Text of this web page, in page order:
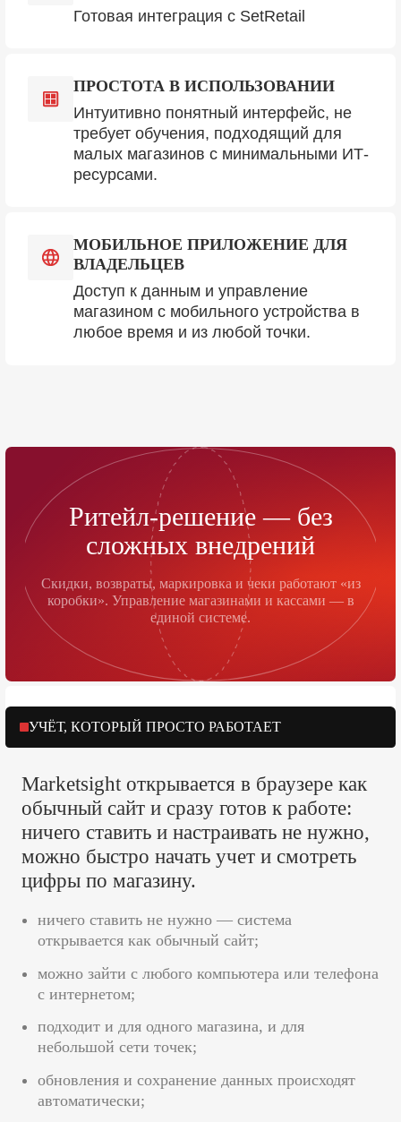
Готовая интеграция с SetRetail
ПРОСТОТА В ИСПОЛЬЗОВАНИИ
Интуитивно понятный интерфейс, не
требует обучения, подходящий для
малых магазинов с минимальными ИТ-
ресурсами.
МОБИЛЬНОЕ ПРИЛОЖЕНИЕ ДЛЯ
ВЛАДЕЛЬЦЕВ
Доступ к данным и управление
магазином с мобильного устройства в
любое время и из любой точки.
Ритейл-решение — без
сложных внедрений
Скидки, возвраты, маркировка и чеки работают «из
коробки». Управление магазинами и кассами — в
единой системе.
УЧЁТ, КОТОРЫЙ ПРОСТО РАБОТАЕТ
Marketsight открывается в браузере как
обычный сайт и сразу готов к работе:
ничего ставить и настраивать не нужно,
можно быстро начать учет и смотреть
цифры по магазину.
ничего ставить не нужно — система
открывается как обычный сайт;
можно зайти с любого компьютера или телефона
с интернетом;
подходит и для одного магазина, и для
небольшой сети точек;
обновления и сохранение данных происходят
автоматически;